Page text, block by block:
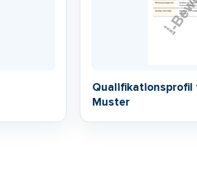
Qualifikationsprofil
Muster